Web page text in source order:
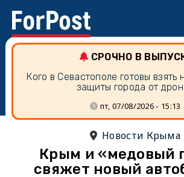
СРОЧНО В
Кого в Севастополе готовы взять
защиты города от
пт, 07/08/2026 - 15:13
Новости Крыма
Крым и «медовый
свяжет новый